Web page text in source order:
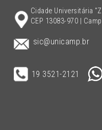
Cidade Universitária
CEP 13083-970 |
sic@unicamp.br
19 3521-2121